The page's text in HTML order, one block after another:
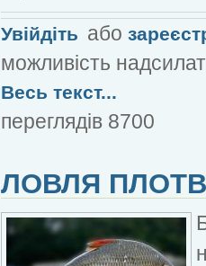
Увійдіть або
можливість
Весь текст...
переглядів 8700
ЛОВЛЯ